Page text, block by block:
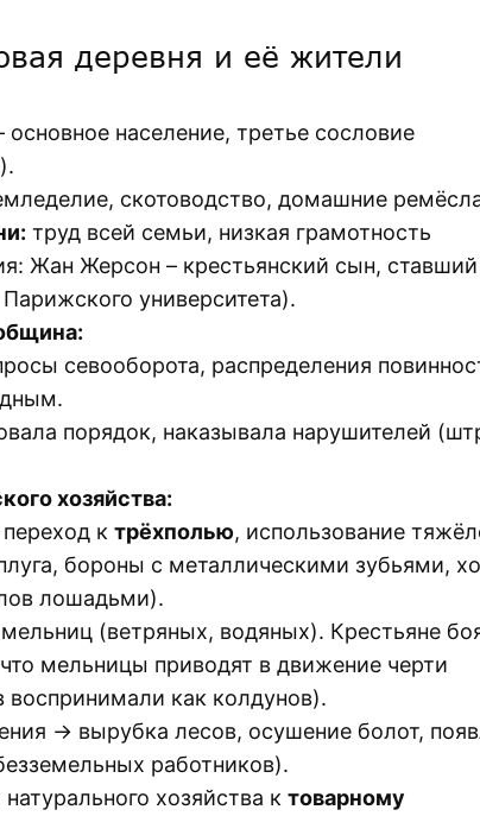
деревня и её жители
основное население, третье сословие
скотоводство, домашние
труд всей семьи, низкая грамотность
Жан Жерсон – крестьянский сын, ставший
университета).
севооборота, распределения
порядок, наказывала нарушителей
хозяйства:
переход к трёхполью, использование
бороны с металлическими зубьями,
лошадьми).
(ветряных, водяных). Крестьяне
мельницы приводят в движение черти
воспринимали как колдунов).
→ вырубка лесов, осушение болот,
работников).
хозяйства к товарному